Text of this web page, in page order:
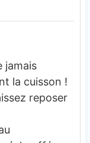
jamais
la cuisson !
reposer